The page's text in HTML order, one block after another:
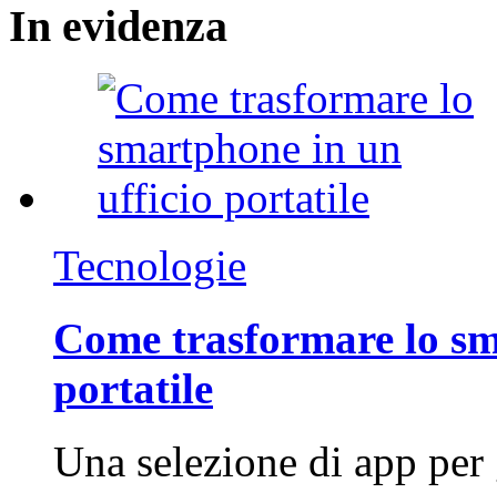
In evidenza
Tecnologie
Come trasformare lo
portatile
Una selezione di app